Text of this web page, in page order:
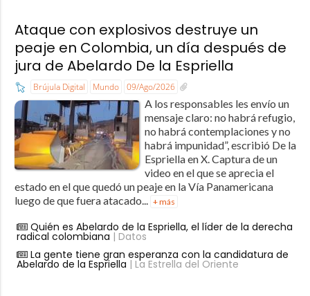
Ataque con explosivos destruye un
peaje en Colombia, un día después de
jura de Abelardo De la Espriella
Brújula Digital Mundo 09/Ago/2026
A los responsables les envío un
mensaje claro: no habrá refugio,
no habrá contemplaciones y no
habrá impunidad”, escribió De la
Espriella en X. Captura de un
video en el que se aprecia el
estado en el que quedó un peaje en la Vía Panamericana
luego de que fuera atacado... + más
Quién es Abelardo de la Espriella, el líder de la derecha
radical colombiana | Datos
La gente tiene gran esperanza con la candidatura de
Abelardo de la Espriella | La Estrella del Oriente